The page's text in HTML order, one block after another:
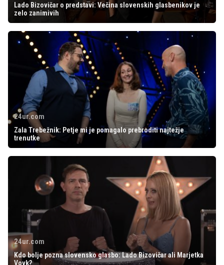
Lado Bizovičar o predstavi: Večina slovenskih glasbenikov je
zelo zanimivih
24ur.com
Zala Trebežnik: Petje mi je pomagalo prebroditi najtežje
trenutke
24ur.com
Kdo bolje pozna slovensko glasbo: Lado Bizovičar ali Marjetka
Vovk?